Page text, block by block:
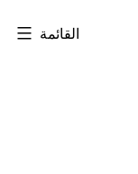
القائمة